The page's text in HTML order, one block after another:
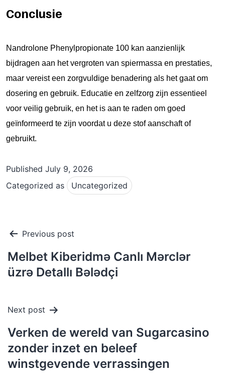
Conclusie
Nandrolone Phenylpropionate 100 kan aanzienlijk
bijdragen aan het vergroten van spiermassa en prestaties,
maar vereist een zorgvuldige benadering als het gaat om
dosering en gebruik. Educatie en zelfzorg zijn essentieel
voor veilig gebruik, en het is aan te raden om goed
geïnformeerd te zijn voordat u deze stof aanschaft of
gebruikt.
Published July 9, 2026
Categorized as
Uncategorized
Post
navigation
Previous post
Melbet Kiberidmə Canlı Mərclər
üzrə Detallı Bələdçi
Next post
Verken de wereld van Sugarcasino
zonder inzet en beleef
winstgevende verrassingen